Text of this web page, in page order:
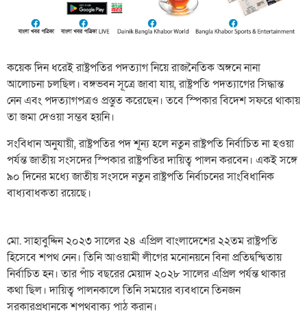
কয়েক দিন ধরেই রাষ্ট্রপতির পদত্যাগ নিয়ে রাজনৈতিক অঙ্গনে নানা
আলোচনা চলছিল। বঙ্গভবন সূত্রে জাবা যায়, রাষ্ট্রপতি পদত্যাগের সিদ্ধান্ত
নেন এবং পদত্যাগপত্রও প্রস্তুত করেছেন। তবে স্পিকার বিদেশ সফরে থাকায়
তা জমা দেওয়া সম্ভব হয়নি।
সংবিধান অনুযায়ী, রাষ্ট্রপতির পদ শূন্য হলে নতুন রাষ্ট্রপতি নির্বাচিত না হওয়া
পর্যন্ত জাতীয় সংসদের স্পিকার রাষ্ট্রপতির দায়িত্ব পালন করবেন। একই সঙ্গে
৯০ দিনের মধ্যে জাতীয় সংসদে নতুন রাষ্ট্রপতি নির্বাচনের সাংবিধানিক
বাধ্যবাধকতা রয়েছে।
মো. সাহাবুদ্দিন ২০২৩ সালের ২৪ এপ্রিল বাংলাদেশের ২২তম রাষ্ট্রপতি
হিসেবে শপথ নেন। তিনি আওয়ামী লীগের মনোনয়নে বিনা প্রতিদ্বন্দ্বিতায়
নির্বাচিত হন। তার পাঁচ বছরের মেয়াদ ২০২৮ সালের এপ্রিল পর্যন্ত থাকার
কথা ছিল। দায়িত্ব পালনকালে তিনি সময়ের ব্যবধানে তিনজন
সরকারপ্রধানকে শপথবাক্য পাঠ করান।